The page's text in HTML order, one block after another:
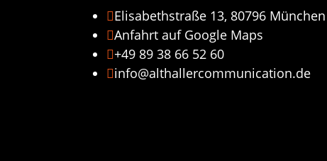
Elisabethstraße 13, 80796 München
Anfahrt auf Google Maps
+49 89 38 66 52 60
info@althallercommunication.de